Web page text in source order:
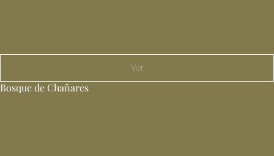
Ver
Bosque de Chañares